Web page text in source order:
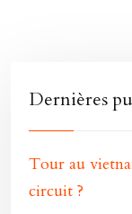
Dernières
Tour au
circuit ?